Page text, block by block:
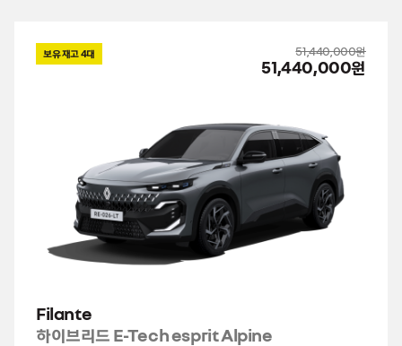
보유 재고4대 51,440,000원
51,440,000원
Filante
하이브리드 E-Tech esprit Alpine